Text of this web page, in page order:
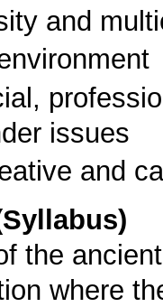
and
issues
and
the
where